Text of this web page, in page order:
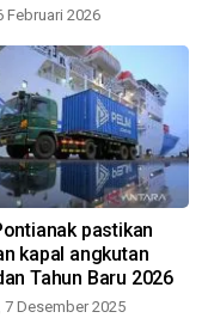
Februari 2026
pastikan
kapal angkutan
Tahun Baru 2026
Desember 2025